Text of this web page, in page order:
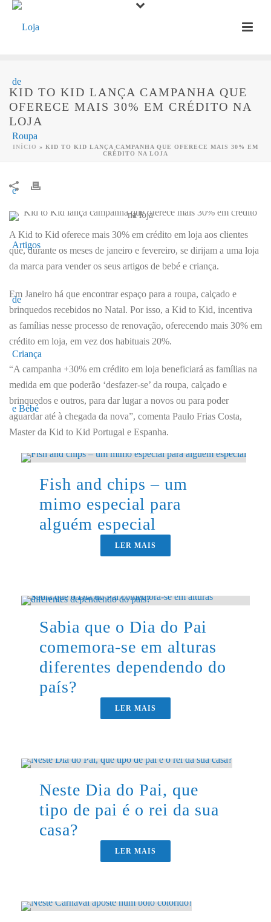
KID TO KID LANÇA CAMPANHA QUE
OFERECE MAIS 30% EM CRÉDITO NA
LOJA
INÍCIO » KID TO KID LANÇA CAMPANHA QUE OFERECE MAIS 30% EM
CRÉDITO NA LOJA
A Kid to Kid oferece mais 30% em crédito em loja aos clientes
que, durante os meses de janeiro e fevereiro, se dirijam a uma loja
da marca para vender os seus artigos de bebé e criança.
Em Janeiro há que encontrar espaço para a roupa, calçado e
brinquedos recebidos no Natal. Por isso, a Kid to Kid, incentiva
as famílias nesse processo de renovação, oferecendo mais 30% em
crédito em loja, em vez dos habituais 20%.
“A campanha +30% em crédito em loja beneficiará as famílias na
medida em que poderão ‘desfazer-se’ da roupa, calçado e
brinquedos e outros, para dar lugar a novos ou para poder
aguardar até à chegada da nova”, comenta Paulo Frias Costa,
Master da Kid to Kid Portugal e Espanha.
Fish and chips – um
mimo especial para
alguém especial
LER MAIS
Sabia que o Dia do Pai
comemora-se em alturas
diferentes dependendo do
país?
LER MAIS
Neste Dia do Pai, que
tipo de pai é o rei da sua
casa?
LER MAIS